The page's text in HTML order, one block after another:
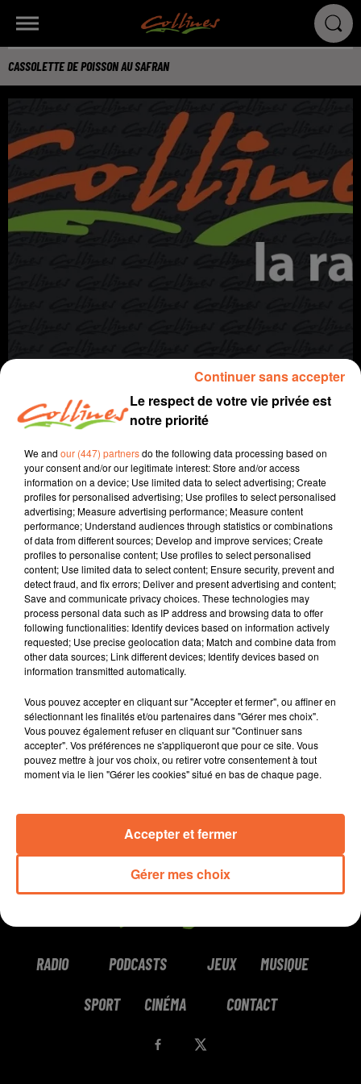
CASSOLETTE DE POISSON AU SAFRAN
recette cuisine
25 décembre 2021
CASSOLETTE DE POISSON AU SAFRAN
Jacqueline Pinon
Qu'est-ce qu'on mange ?
Recette présentée par Hélène et Jacqueline
0:00
RADIO PODCASTS JEUX MUSIQUE
SPORT CINÉMA CONTACT
Le respect de votre vie privée est
notre priorité
We and our (447) partnersdo the following data processing based on
your consent and/or our legitimate interest: Store and/or access
information on a device; Use limited data to select advertising; Create
profiles for personalised advertising; Use profiles to select personalised
advertising; Measure advertising performance; Measure content
performance; Understand audiences through statistics or combinations
of data from different sources; Develop and improve services; Create
profiles to personalise content; Use profiles to select personalised
content; Use limited data to select content; Ensure security, prevent and
detect fraud, and fix errors; Deliver and present advertising and content;
Save and communicate privacy choices. These technologies may
process personal data such as IP address and browsing data to offer
following functionalities: Identify devices based on information actively
requested; Use precise geolocation data; Match and combine data from
other data sources; Link different devices; Identify devices based on
information transmitted automatically.
Vous pouvez accepter en cliquant sur "Accepter et fermer", ou affiner en
sélectionnant les finalités et/ou partenaires dans "Gérer mes choix".
Vous pouvez également refuser en cliquant sur "Continuer sans
accepter". Vos préférences ne s'appliqueront que pour ce site. Vous
pouvez mettre à jour vos choix, ou retirer votre consentement à tout
moment via le lien "Gérer les cookies" situé en bas de chaque page.
Gérer mes choix
Accepter et fermer
Continuer sans accepter